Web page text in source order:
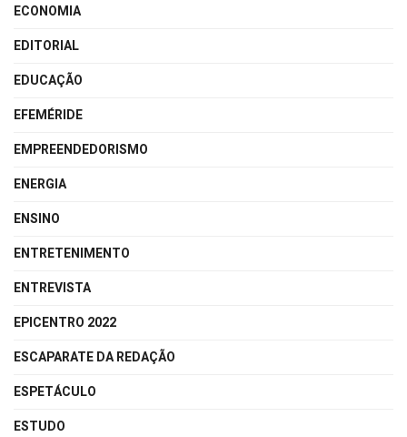
ECONOMIA
EDITORIAL
EDUCAÇÃO
EFEMÉRIDE
EMPREENDEDORISMO
ENERGIA
ENSINO
ENTRETENIMENTO
ENTREVISTA
EPICENTRO 2022
ESCAPARATE DA REDAÇÃO
ESPETÁCULO
ESTUDO